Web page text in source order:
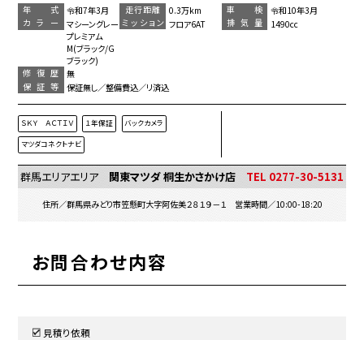
年 式 令和7年3月 走行距離 0.3万km 車 検
令和10年3月
カラー
マシーングレー
プレミアム
M(ブラック/G
ブラック)
ミッション フロア6AT 排気量 1490cc
修復歴
無
保証等
保証無し／整備費込／リ済込
ＳＫＹ ＡＣＴＩＶ １年保証 バックカメラ
マツダコネクトナビ
群馬エリアエリア 関東マツダ 桐生かさかけ店 TEL 0277-30-5131
住所／群馬県みどり市笠懸町大字阿佐美２８１９－１ 営業時間／10:00-18:20
お問合わせ内容
見積り依頼